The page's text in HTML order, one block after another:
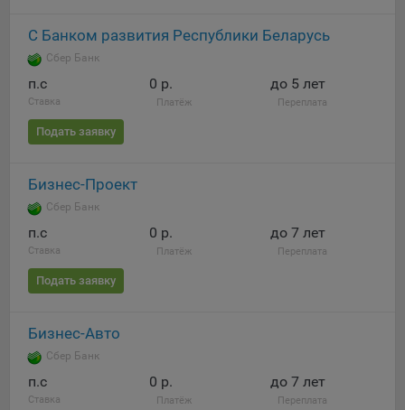
С Банком развития Республики Беларусь
Сбер Банк
п.c
Ставка
0 р.
Платёж
до 5 лет
Переплата
Подать заявку
Бизнес-Проект
Сбер Банк
п.c
Ставка
0 р.
Платёж
до 7 лет
Переплата
Подать заявку
Бизнес-Авто
Сбер Банк
п.c
Ставка
0 р.
Платёж
до 7 лет
Переплата